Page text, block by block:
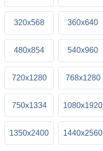
320x568 360x640
480x854 540x960
720x1280 768x1280
750x1334 1080x1920
1350x2400 1440x2560